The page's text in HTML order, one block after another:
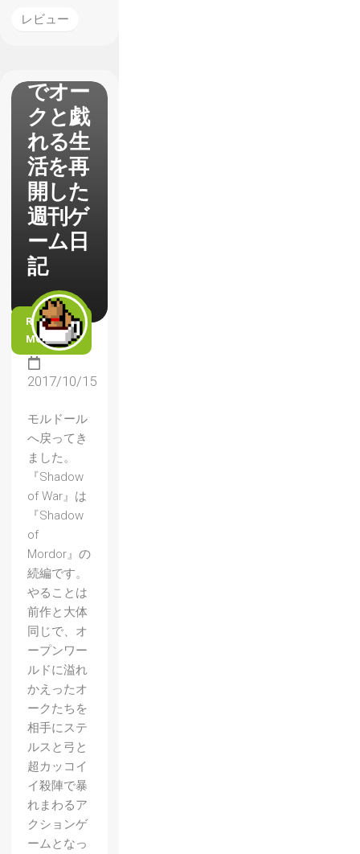
レビュー
【Shad
でオー
クと戯
れる生
活を再
開した
週刊ゲ
ーム日
記
READ
MORE
2017/10/15
モルドール
へ戻ってき
ました。
『Shadow
of War』は
『Shadow
of
Mordor』の
続編です。
やることは
前作と大体
同じで、オ
ープンワー
ルドに溢れ
かえったオ
ークたちを
相手にステ
ルスと弓と
超カッコイ
イ殺陣で暴
れまわるア
クションゲ
ームとなっ